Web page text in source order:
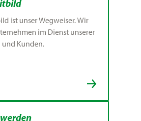
ist unser Wegweiser. Wir
im Dienst unserer
Kunden.